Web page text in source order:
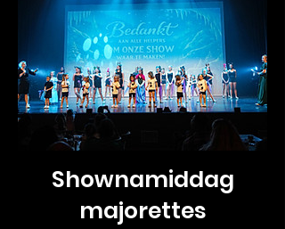
Shownamiddag
majorettes